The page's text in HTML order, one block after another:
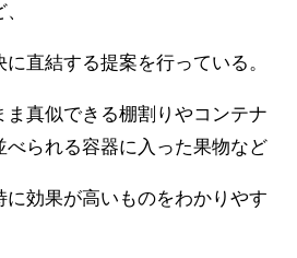
直結する提案を行っている。
真似できる棚割りやコンテナ
べられる容器に入った果物など
効果が高いものをわかりやす